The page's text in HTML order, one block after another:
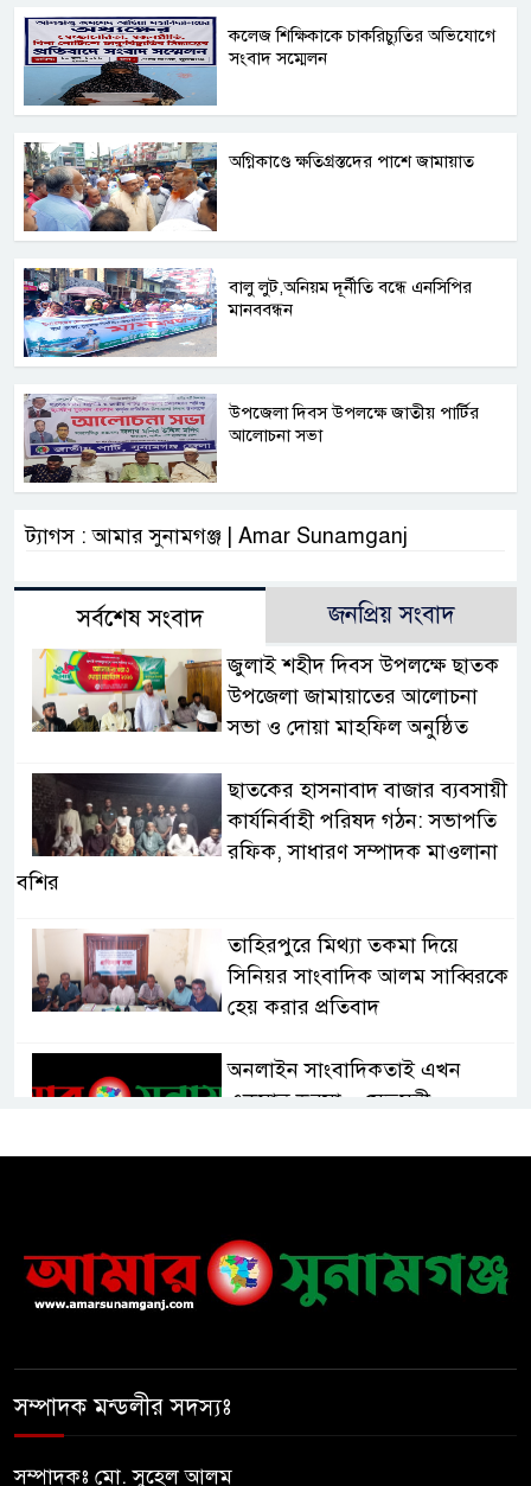
কলেজ শিক্ষিকাকে চাকরিচ্যুতির অভিযোগে
সংবাদ সম্মেলন
অগ্নিকাণ্ডে ক্ষতিগ্রস্তদের পাশে জামায়াত
বালু লুট,অনিয়ম দূর্নীতি বন্ধে এনসিপির
মানববন্ধন
উপজেলা দিবস উপলক্ষে জাতীয় পার্টির
আলোচনা সভা
ট্যাগস : আমার সুনামগঞ্জ | Amar Sunamganj
সর্বশেষ সংবাদ জনপ্রিয় সংবাদ
জুলাই শহীদ দিবস উপলক্ষে ছাতক
উপজেলা জামায়াতের আলোচনা
সভা ও দোয়া মাহফিল অনুষ্ঠিত
ছাতকের হাসনাবাদ বাজার ব্যবসায়ী
কার্যনির্বাহী পরিষদ গঠন: সভাপতি
রফিক, সাধারণ সম্পাদক মাওলানা
বশির
তাহিরপুরে মিথ্যা তকমা দিয়ে
সিনিয়র সাংবাদিক আলম সাব্বিরকে
হেয় করার প্রতিবাদ
অনলাইন সাংবাদিকতাই এখন
একমাত্র ভরসা – সেতুমন্ত্রী
“রোড ব্লক কর্মসূচি “
তাহিরপুরে বজ্রপাতে যুবকের মৃত্যু
সুনামগঞ্জ জেলা সিএনজি শ্রমিক
সোহেল ও আফতাবের হাড্ডাহাড্ডি
সম্পাদক মন্ডলীর সদস্যঃ
সম্পাদকঃ মো. সুহেল আলম